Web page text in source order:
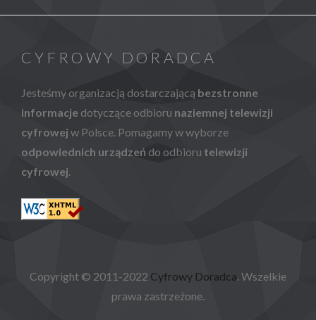
CYFROWY DORADCA
Jesteśmy organizacją dostarczającą bezstronne
informacje dotyczące odbioru naziemnej telewizji
cyfrowej w Polsce. Pomagamy w wyborze
odpowiednich urządzeń do odbioru telewizji
cyfrowej.
Copyright © 2011-2022 Cyfrowy Doradca. Wszelkie
prawa zastrzeżone.